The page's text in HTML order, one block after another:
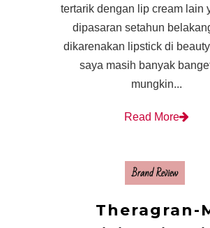
tertarik dengan lip cream lain
dipasaran setahun
dikarenakan lipstick di
saya masih banyak
mungkin...
Read More
Brand Review
Theragran-